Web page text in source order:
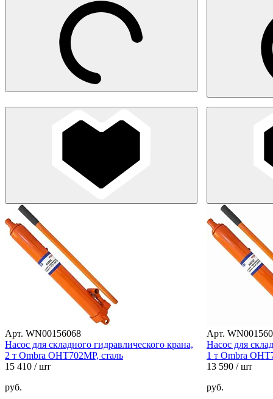
Арт. WN00156068
Насос для складного гидравлического крана,
2 т Ombra OHT702MP, сталь
15 410 / шт
руб.
Арт.
Насос для
1 т Ombra
13 590 / шт
руб.